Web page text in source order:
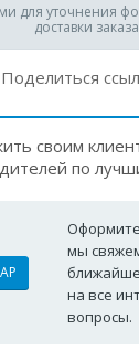
для уточнения
доставки заказа
Поделиться
своим
по
мы
на все
вопросы.